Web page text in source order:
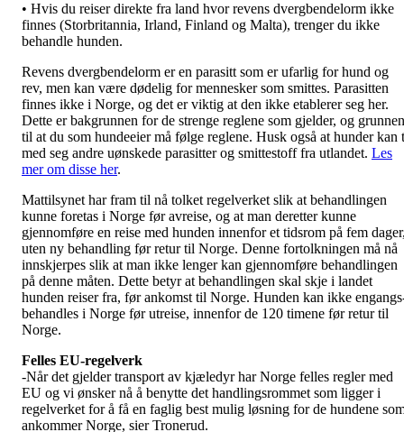
• Hvis du reiser direkte fra land hvor revens dvergbendelorm ikke
finnes (Storbritannia, Irland, Finland og Malta), trenger du ikke
behandle hunden.
Revens dvergbendelorm er en parasitt som er ufarlig for hund og
rev, men kan være dødelig for mennesker som smittes. Parasitten
finnes ikke i Norge, og det er viktig at den ikke etablerer seg her.
Dette er bakgrunnen for de strenge reglene som gjelder, og grunnen
til at du som hundeeier må følge reglene. Husk også at hunder kan
med seg andre uønskede parasitter og smittestoff fra utlandet. Les
mer om disse her.
Mattilsynet har fram til nå tolket regelverket slik at behandlingen
kunne foretas i Norge før avreise, og at man deretter kunne
gjennomføre en reise med hunden innenfor et tidsrom på fem
uten ny behandling før retur til Norge. Denne fortolkningen må nå
innskjerpes slik at man ikke lenger kan gjennomføre behandlingen
på denne måten. Dette betyr at behandlingen skal skje i landet
hunden reiser fra, før ankomst til Norge. Hunden kan ikke
behandles i Norge før utreise, innenfor de 120 timene før retur til
Norge.
Felles EU-regelverk
-Når det gjelder transport av kjæledyr har Norge felles regler med
EU og vi ønsker nå å benytte det handlingsrommet som ligger i
regelverket for å få en faglig best mulig løsning for de hundene
ankommer Norge, sier Tronerud.